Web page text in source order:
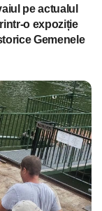
pe actualul
o expoziție
Gemenele